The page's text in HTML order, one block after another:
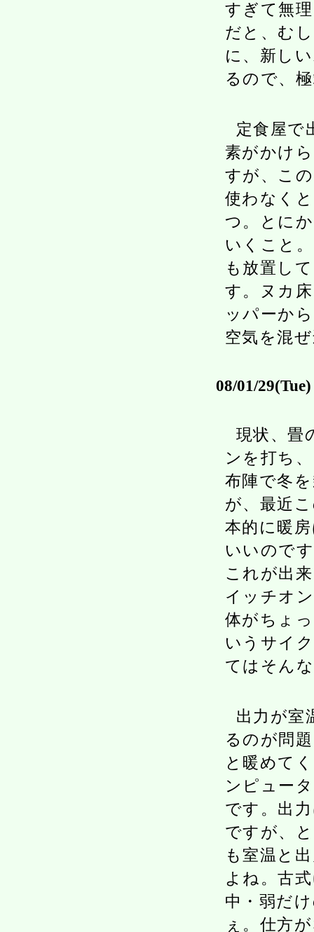
すぎて無
だと、む
に、新し
るので、
定食屋で
素がかけ
すが、こ
使わなく
つ。とに
いくこと
も放置し
す。ヌカ
ッパーか
空気を混
08/01/29(Tue)
現状、畳
ンを打ち
布陣で冬
が、最近
本的に暖
いいので
これが出
イッチオ
体がちょ
いうサイ
てはそん
出力が室
るのが問
と暖めて
ンピュー
です。出
ですが、
も室温と
よね。古
中・弱だ
ぇ。仕方